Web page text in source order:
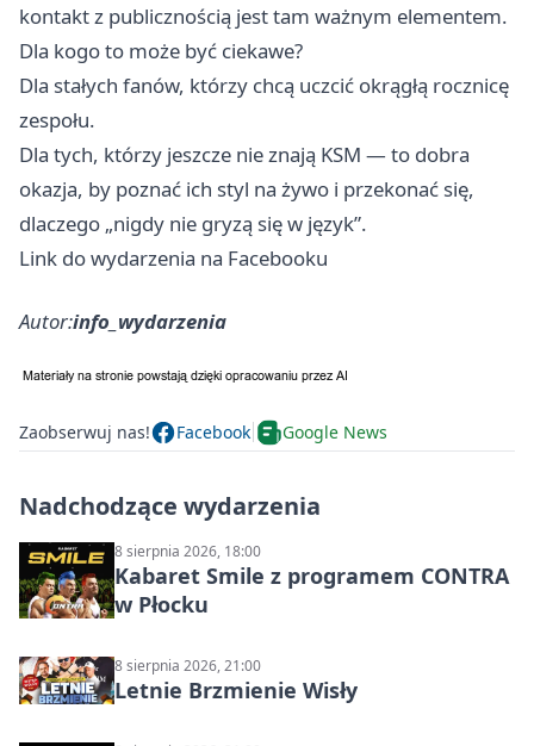
kontakt z publicznością jest tam ważnym elementem.
Dla kogo to może być ciekawe?
Dla stałych fanów, którzy chcą uczcić okrągłą rocznicę
zespołu.
Dla tych, którzy jeszcze nie znają KSM — to dobra
okazja, by poznać ich styl na żywo i przekonać się,
dlaczego „nigdy nie gryzą się w język”.
Link do wydarzenia na Facebooku
Autor:info_wydarzenia
Zaobserwuj nas! Facebook Google News
Nadchodzące wydarzenia
8 sierpnia 2026, 18:00
Kabaret Smile z programem CONTRA
w Płocku
8 sierpnia 2026, 21:00
Letnie Brzmienie Wisły